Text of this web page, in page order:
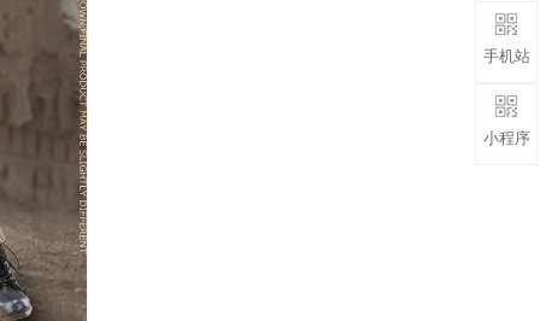
手机站
小程序